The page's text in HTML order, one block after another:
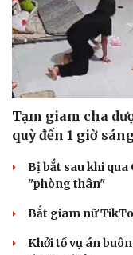
Doanh nghiệp
Thông tin doanh nghiệp
Doanh nghiệp 24h
Doanh nhân
Vì cộng đồng
Tạm giam cha
quỳ đến 1 giờ
Bị bắt sau khi
"phòng thân"
Bắt giam nữ
Khởi tố vụ án